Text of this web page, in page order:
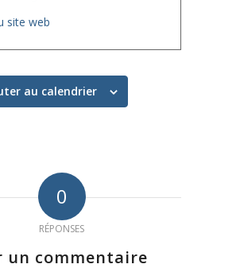
site web
au calendrier
0
RÉPONSES
un commentaire